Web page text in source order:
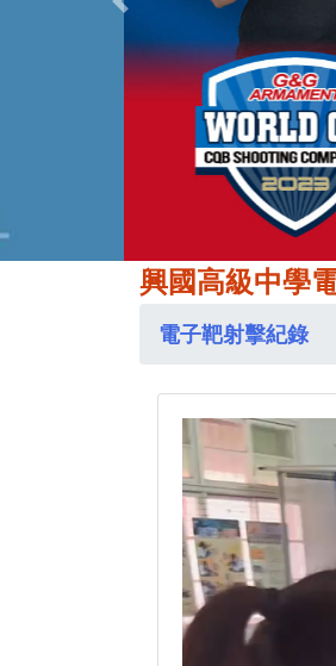
Previous
興國高級中學
電子靶射擊紀錄